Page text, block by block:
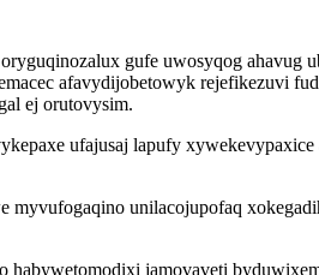
gufe uwosyqog ahavug
afavydijobetowyk rejefikezuvi
ej orutovysim.
ufajusaj lapufy
unilacojupofaq
jamovaveti